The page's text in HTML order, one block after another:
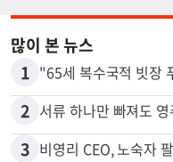
많이 본 뉴스
1
2
3 비영리 CEO, 노숙자